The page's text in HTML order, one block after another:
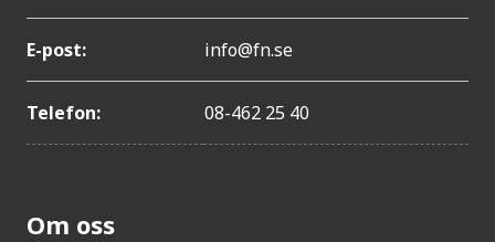
E-post: info@fn.se
Telefon: 08-462 25 40
Om oss